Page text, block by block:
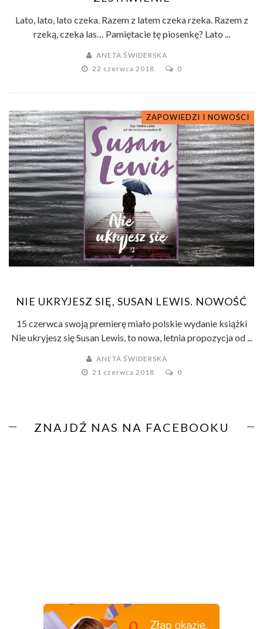
Lato, lato, lato czeka. Razem z latem czeka rzeka. Razem z
rzeką, czeka las… Pamiętacie tę piosenkę? Lato ...
ANETA ŚWIDERSKA
22 czerwca 2018
0
ZAPOWIEDZI I NOWOŚCI
NIE UKRYJESZ SIĘ, SUSAN LEWIS. NOWOŚĆ
15 czerwca swoją premierę miało polskie wydanie książki
Nie ukryjesz się Susan Lewis, to nowa, letnia propozycja od ...
ANETA ŚWIDERSKA
21 czerwca 2018
0
ZNAJDŹ NAS NA FACEBOOKU